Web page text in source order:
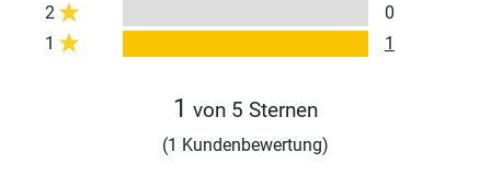
2
0
1
1
1 von 5 Sternen
(1 Kundenbewertung)